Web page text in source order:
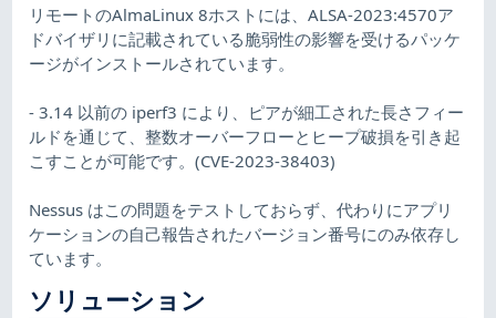
リモートのAlmaLinux 8ホストには、ALSA-2023:4570ア
ドバイザリに記載されている脆弱性の影響を受けるパッケ
ージがインストールされています。
- 3.14 以前の iperf3 により、ピアが細工された長さフィー
ルドを通じて、整数オーバーフローとヒープ破損を引き起
こすことが可能です。(CVE-2023-38403)
Nessus はこの問題をテストしておらず、代わりにアプリ
ケーションの自己報告されたバージョン番号にのみ依存し
ています。
ソリューション